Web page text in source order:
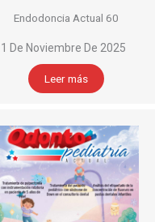
Endodoncia Actual 60
1 De Noviembre De 2025
Leer más